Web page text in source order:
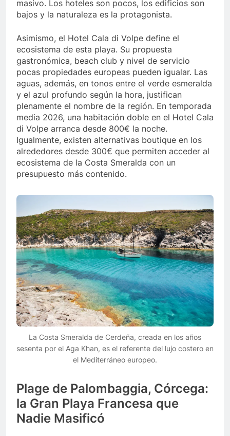
masivo. Los hoteles son pocos, los edificios son
bajos y la naturaleza es la protagonista.
Asimismo, el Hotel Cala di Volpe define el
ecosistema de esta playa. Su propuesta
gastronómica, beach club y nivel de servicio
pocas propiedades europeas pueden igualar. Las
aguas, además, en tonos entre el verde esmeralda
y el azul profundo según la hora, justifican
plenamente el nombre de la región. En temporada
media 2026, una habitación doble en el Hotel Cala
di Volpe arranca desde 800€ la noche.
Igualmente, existen alternativas boutique en los
alrededores desde 300€ que permiten acceder al
ecosistema de la Costa Smeralda con un
presupuesto más contenido.
La Costa Smeralda de Cerdeña, creada en los años
sesenta por el Aga Khan, es el referente del lujo costero en
el Mediterráneo europeo.
Plage de Palombaggia, Córcega:
la Gran Playa Francesa que
Nadie Masificó